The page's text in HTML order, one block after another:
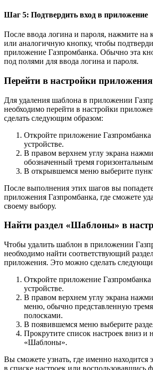
Шаг 5: Подтвердить вход в приложение
После ввода логина и пароля, нажмите на
или аналогичную кнопку, чтобы
приложение Газпромбанка. Обычно эта
под полями для ввода логина и пароля.
Перейти в настройки приложения
Для удаления шаблона в приложении
необходимо перейти в настройки
сделать следующим образом:
Откройте приложение Газпромбанка
устройстве.
В правом верхнем углу экрана
обозначенный тремя
В открывшемся меню выберите
После выполнения этих шагов вы
приложения Газпромбанка, где сможете
своему выбору.
Найти раздел «Шаблоны» в
Чтобы удалить шаблон в приложении
необходимо найти соответствующий
приложения. Это можно сделать
Откройте приложение
устройстве.
В правом верхнем углу экрана
меню, обычно представленную
полосками.
В появившемся меню выберите
Прокрутите список настроек вниз и
«Шаблоны».
Вы сможете узнать, где именно находится
в списке настроек или воспользовавшись